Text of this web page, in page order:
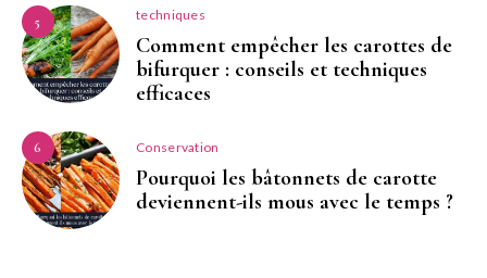
5 techniques
Comment empêcher les carottes de
bifurquer : conseils et techniques
efficaces
6 Conservation
Pourquoi les bâtonnets de carotte
deviennent-ils mous avec le temps ?